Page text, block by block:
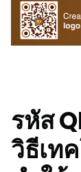
รหัส
วิธีเท